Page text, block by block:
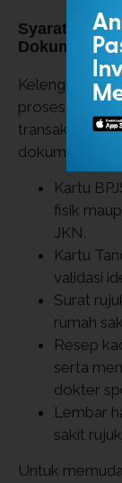
Syarat
Dokumen
Kelengkapan
proses
transaksi di
dokumen-
Kartu
fisik
JKN.
Kartu
validasi
Surat
rumah
Resep
serta
dokter
Lembar
sakit
Untuk